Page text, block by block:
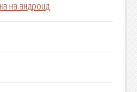
на андроид